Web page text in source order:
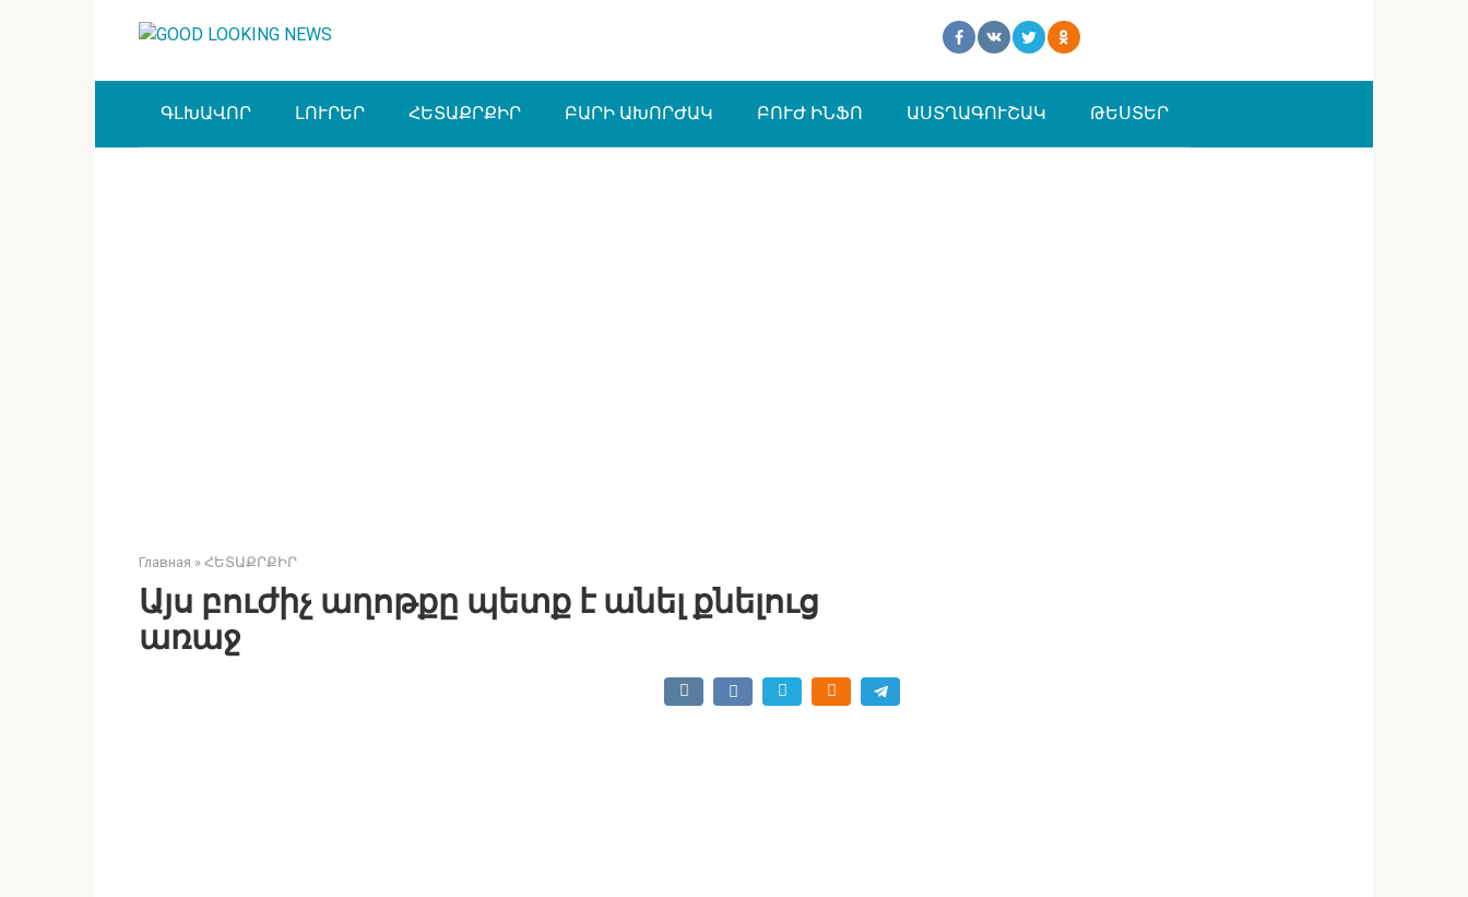
ԳԼԽԱՎՈՐ ԼՈՒՐԵՐ ՀԵՏԱՔՐՔԻՐ ԲԱՐԻ ԱԽՈՐԺԱԿ ԲՈՒԺ ԻՆՖՈ ԱՍՏՂԱԳՈՒՇԱԿ ԹԵՍՏԵՐ
Главная » ՀԵՏԱՔՐՔԻՐ
Այս բուժիչ աղոթքը պետք է անել քնելուց
առաջ